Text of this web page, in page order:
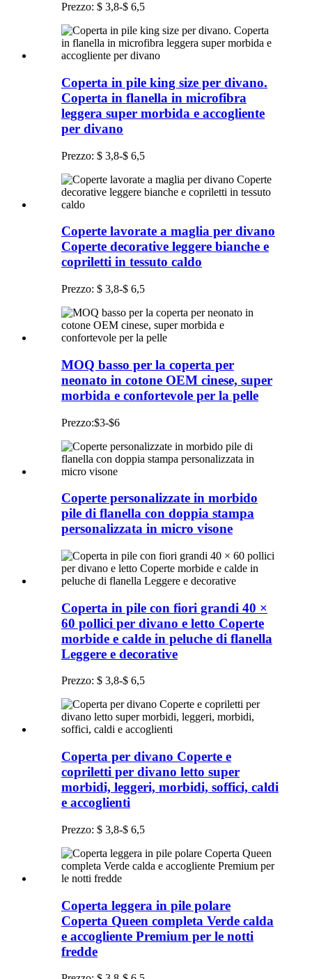
Prezzo: $ 3,8-$ 6,5
Coperta in pile king size per divano.
Coperta in flanella in microfibra
leggera super morbida e accogliente
per divano
Prezzo: $ 3,8-$ 6,5
Coperte lavorate a maglia per divano
Coperte decorative leggere bianche e
copriletti in tessuto caldo
Prezzo: $ 3,8-$ 6,5
MOQ basso per la coperta per
neonato in cotone OEM cinese, super
morbida e confortevole per la pelle
Prezzo:$3-$6
Coperte personalizzate in morbido
pile di flanella con doppia stampa
personalizzata in micro visone
Coperta in pile con fiori grandi 40 ×
60 pollici per divano e letto Coperte
morbide e calde in peluche di flanella
Leggere e decorative
Prezzo: $ 3,8-$ 6,5
Coperta per divano Coperte e
copriletti per divano letto super
morbidi, leggeri, morbidi, soffici, caldi
e accoglienti
Prezzo: $ 3,8-$ 6,5
Coperta leggera in pile polare
Coperta Queen completa Verde calda
e accogliente Premium per le notti
fredde